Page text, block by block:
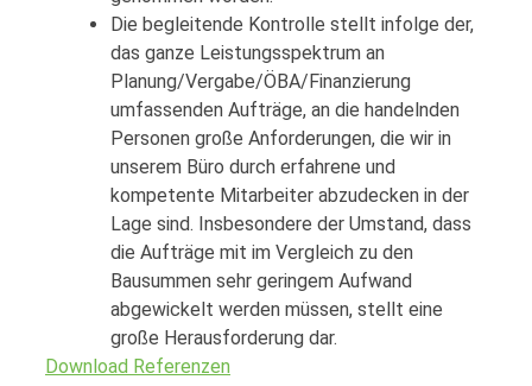
Die begleitende Kontrolle stellt infolge der,
das ganze Leistungsspektrum an
Planung/Vergabe/ÖBA/Finanzierung
umfassenden Aufträge, an die handelnden
Personen große Anforderungen, die wir in
unserem Büro durch erfahrene und
kompetente Mitarbeiter abzudecken in der
Lage sind. Insbesondere der Umstand, dass
die Aufträge mit im Vergleich zu den
Bausummen sehr geringem Aufwand
abgewickelt werden müssen, stellt eine
große Herausforderung dar.
Download Referenzen